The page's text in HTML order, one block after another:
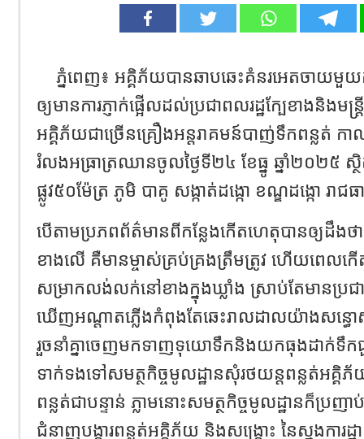
ភ្នំពេញ៖ អគ្គិភ័យបានឆាបឆេះគំនរអេតចាយមួយ
ឲ្យមានការភ្ញាក់ផ្អើលដល់ប្រជាពលរដ្ឋក្បែខាងនិងម
អគ្គិភ័យជាច្រេីនគ្រឿងអន្តរាគមន៍បាញ់ទឹកពន្លត់
រំលងអធ្រាត្រឈានចូលថ្ងៃទី២៤ ខែធ្នូ ឆ្នាំ២០២៥
ផ្លូវ៥០ម៉ែត្រ ភូមិ បាគូ សង្កាត់ដង្កោ ខណ្ឌដង្កោ រាជ
បើតាមប្រភពព័ត៌មានពីកន្លែងកើតហេតុបានឲ្យដឹង
ខាងលេី គឺមានម្ចាស់គ្រប់គ្រងត្រឹមត្រូវ ហេីយពេលក
សម្រាកលង់លក់នៅខាងក្នុងឃ្លាំង ស្រាប់តែមានប្រជា
ឃើញអណ្តាតភ្លើងកំពុងតែឆេះរាលដាលយ៉ាងសន្ធ
រួចនាំគ្នាចេញមកទាញទុយោទឹកនិងយកធុងដាក់ទឹក
ទាក់ទងទៅសមត្ថកិច្ចមូលដ្ឋានសុំរថយន្តពន្លត់អគ្
ពន្លត់ជាបន្ទាន់ ភ្លាមនោះសមត្ថកិច្ចមូលដ្ឋានក៏ប្រញ
ជំនាញបង្ការពន្លត់អគ្គិភ័យ និងសង្គ្រោះ នៃស្នងការដ្